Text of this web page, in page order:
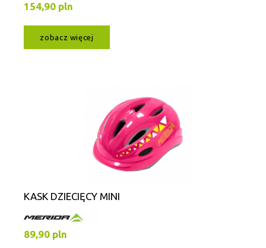
154,90 pln
zobacz więcej
KASK DZIECIĘCY MINI
89,90 pln